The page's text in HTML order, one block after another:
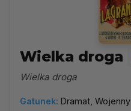
Wielka droga
Wielka droga
Gatunek: Dramat, Wojenny